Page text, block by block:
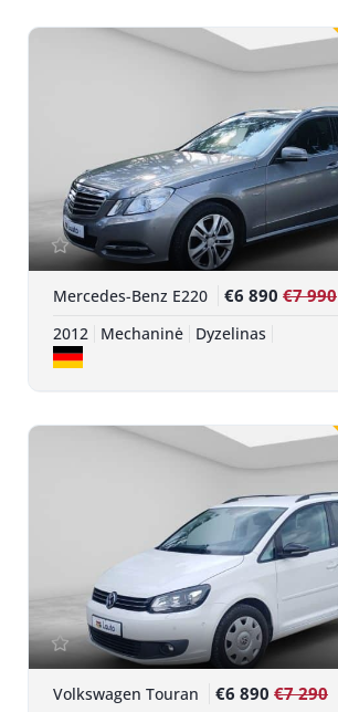
Mercedes-Benz E220 €6 890 €7 990
2012 Mechaninė Dyzelinas
Volkswagen Touran €6 890 €7 290